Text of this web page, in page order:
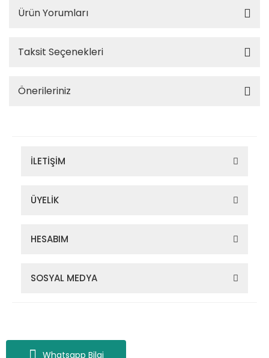
Whatsapp Bilgi
Ürün Yorumları
Taksit Seçenekleri
Önerileriniz
İLETİŞİM
ÜYELİK
HESABIM
SOSYAL MEDYA